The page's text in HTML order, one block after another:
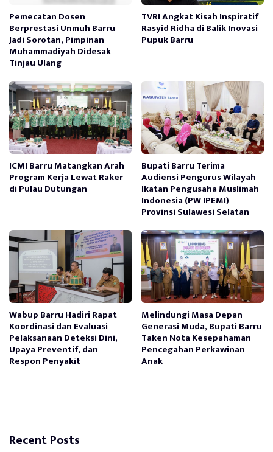
Pemecatan Dosen
Berprestasi Unmuh Barru
Jadi Sorotan, Pimpinan
Muhammadiyah Didesak
Tinjau Ulang
TVRI Angkat Kisah Inspiratif
Rasyid Ridha di Balik Inovasi
Pupuk Barru
ICMI Barru Matangkan Arah
Program Kerja Lewat Raker
di Pulau Dutungan
Bupati Barru Terima
Audiensi Pengurus Wilayah
Ikatan Pengusaha Muslimah
Indonesia (PW IPEMI)
Provinsi Sulawesi Selatan
Wabup Barru Hadiri Rapat
Koordinasi dan Evaluasi
Pelaksanaan Deteksi Dini,
Upaya Preventif, dan
Respon Penyakit
Melindungi Masa Depan
Generasi Muda, Bupati Barru
Taken Nota Kesepahaman
Pencegahan Perkawinan
Anak
Recent Posts